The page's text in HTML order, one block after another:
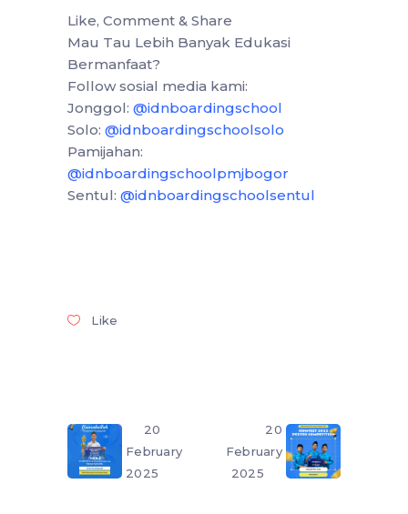
Like, Comment & Share
Mau Tau Lebih Banyak Edukasi
Bermanfaat?
Follow sosial media kami:
Jonggol: @idnboardingschool
Solo: @idnboardingschoolsolo
Pamijahan:
@idnboardingschoolpmjbogor
Sentul: @idnboardingschoolsentul
Like
20
February
2025
20
February
2025